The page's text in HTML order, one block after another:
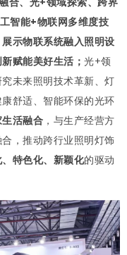
智能+物联网多维度技
示物联系统融入照明设
赋能美好生活； 光+领
未来照明技术革新、灯
舒适、智能环保的光环
活融合 ，与生产经营方
，推动跨行业照明灯饰
特色化、新颖化的驱动